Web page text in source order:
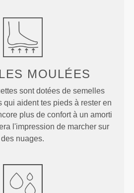
MOULÉES
sont dotées de semelles
qui aident tes pieds à rester en
plus de confort à un amorti
l'impression de marcher sur
des nuages.